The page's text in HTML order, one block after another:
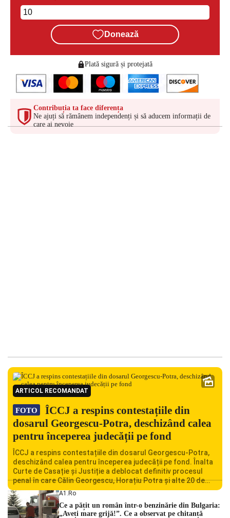
Donează
Plată sigură și protejată
Contribuția ta face diferența
Ne ajuți să rămânem independenți și să aducem informații de
care ai nevoie
ARTICOL RECOMANDAT
FOTO
ÎCCJ a respins contestațiile din
dosarul Georgescu-Potra, deschizând calea
pentru începerea judecății pe fond
ÎCCJ a respins contestațiile din dosarul Georgescu-Potra,
deschizând calea pentru începerea judecății pe fond. Înalta
Curte de Casație și Justiție a deblocat definitiv procesul
penal în care Călin Georgescu, Horațiu Potra și alte 20 de
persoane sunt acuzați de acțiuni îndreptate împotriva
ordinii constituționale. În ședința din camera preliminară,
judecătorii de la instanța supremă au […]
A1.ro
Ce a pățit un român într-o benzinărie din Bulgaria:
„Aveți mare grijă!”. Ce a observat pe chitanță